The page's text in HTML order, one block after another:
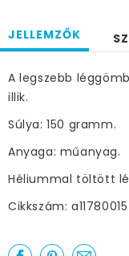
JELLEMZŐK
A legszebb
illik.
Súlya: 150 gramm.
Anyaga: műanyag.
Héliummal töltött
Cikkszám: a11780015